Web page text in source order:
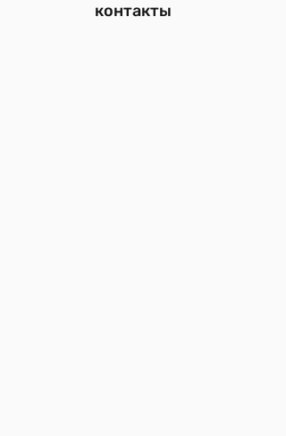
контакты